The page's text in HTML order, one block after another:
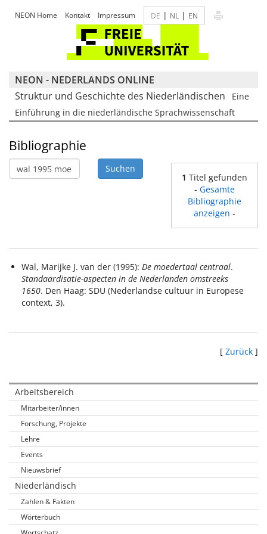
NEON Home Kontakt Impressum DE | NL | EN
NEON - NEDERLANDS ONLINE
Struktur und Geschichte des Niederländischen
Eine
Einführung in die niederländische Sprachwissenschaft
Bibliographie
1 Titel gefunden
- Gesamte
Bibliographie
anzeigen -
Wal, Marijke J. van der (1995): De moedertaal centraal.
Standaardisatie-aspecten in de Nederlanden omstreeks
1650. Den Haag: SDU (Nederlandse cultuur in Europese
context, 3).
[ Zurück ]
Arbeitsbereich
Mitarbeiter/innen
Forschung, Projekte
Lehre
Events
Nieuwsbrief
Niederländisch
Zahlen & Fakten
Wörterbuch